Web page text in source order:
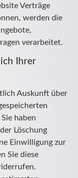
Verträge
werden die
verarbeitet.
Ihrer
Auskunft über
haben
Löschung
Einwilligung zur
Sie diese